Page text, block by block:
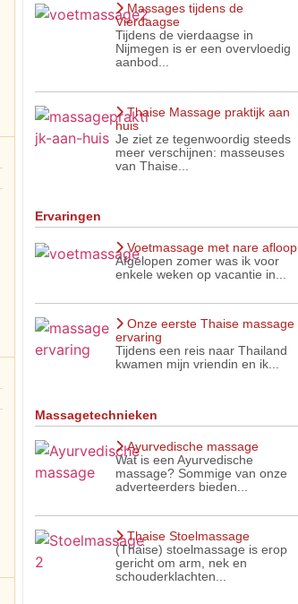
Massages tijdens de
Vierdaagse
Tijdens de vierdaagse in
Nijmegen is er een overvloedig
aanbod...
Thaise Massage praktijk aan
huis
Je ziet ze tegenwoordig steeds
meer verschijnen: masseuses
van Thaise...
Ervaringen
Voetmassage met nare afloop
Afgelopen zomer was ik voor
enkele weken op vacantie in...
Onze eerste Thaise massage
ervaring
Tijdens een reis naar Thailand
kwamen mijn vriendin en ik...
Massagetechnieken
Ayurvedische massage
Wat is een Ayurvedische
massage? Sommige van onze
adverteerders bieden...
Thaise Stoelmassage
(Thaise) stoelmassage is erop
gericht om arm, nek en
schouderklachten...